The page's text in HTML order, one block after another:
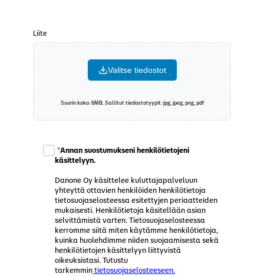
Liite
Valitse tiedostot
Suurin koko: 6MB. Sallitut tiedostotyypit: jpg, jpeg, png, pdf
*Annan suostumukseni henkilötietojeni
käsittelyyn.
Danone Oy käsittelee kuluttajapalveluun
yhteyttä ottavien henkilöiden henkilötietoja
tietosuojaselosteessa esitettyjen periaatteiden
mukaisesti. Henkilötietoja käsitellään asian
selvittämistä varten. Tietosuojaselosteessa
kerromme siitä miten käytämme henkilötietoja,
kuinka huolehdimme niiden suojaamisesta sekä
henkilötietojen käsittelyyn liittyvistä
oikeuksistasi. Tutustu
tarkemmintietosuojaselosteeseen.